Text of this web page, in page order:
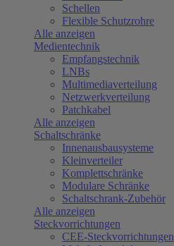
Schellen
Flexible Schutzrohre
Alle anzeigen
Medientechnik
Empfangstechnik
LNBs
Multimediaverteilung
Netzwerkverteilung
Patchkabel
Alle anzeigen
Schaltschränke
Innenausbausysteme
Kleinverteiler
Komplettschränke
Modulare Schränke
Schaltschrank-Zubehör
Alle anzeigen
Steckvorrichtungen
CEE-Steckvorrichtungen